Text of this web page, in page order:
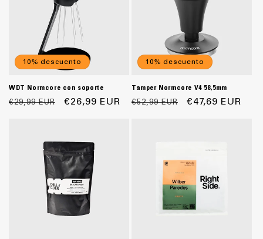
10% descuento
WDT Normcore con soporte
Precio
€29,99 EUR
Precio
€26,99 EUR
10% descuento
Tamper Normcore V4 58,5mm
Precio
€52,99 EUR
Precio
€47,69 EUR